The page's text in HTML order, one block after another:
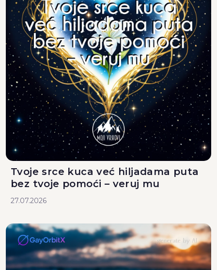
Tvoje srce kuca već hiljadama puta
bez tvoje pomoći – veruj mu
27.07.2026